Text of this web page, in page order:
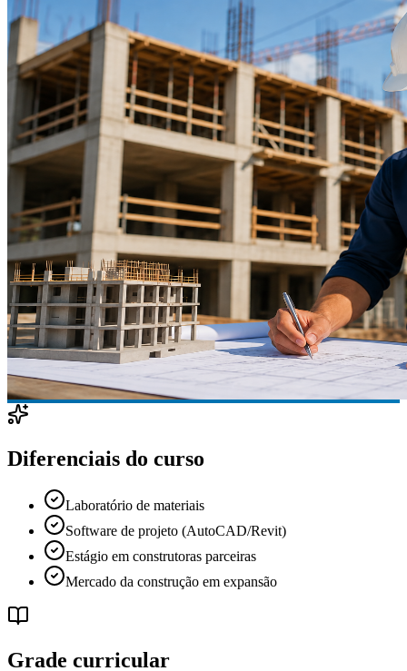
Diferenciais do curso
Laboratório de materiais
Software de projeto (AutoCAD/Revit)
Estágio em construtoras parceiras
Mercado da construção em expansão
Grade curricular